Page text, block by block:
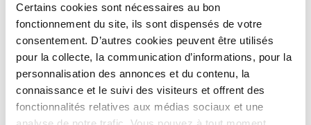
Certains cookies sont nécessaires au bon
fonctionnement du site, ils sont dispensés de votre
consentement. D’autres cookies peuvent être utilisés
pour la collecte, la communication d’informations, pour la
personnalisation des annonces et du contenu, la
connaissance et le suivi des visiteurs et offrent des
fonctionnalités relatives aux médias sociaux et une